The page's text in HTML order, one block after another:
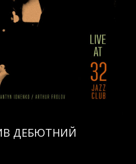
ДЕБЮТНИЙ